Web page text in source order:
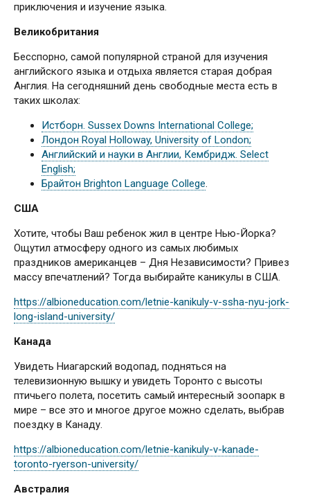
приключения и изучение языка.
Великобритания
Бесспорно, самой популярной страной для изучения
английского языка и отдыха является старая добрая
Англия. На сегодняшний день свободные места есть в
таких школах:
Истборн. Sussex Downs International College;
Лондон Royal Holloway, University of London;
Английский и науки в Англии, Кембридж. Select
English;
Брайтон Brighton Language College.
США
Хотите, чтобы Ваш ребенок жил в центре Нью-Йорка?
Ощутил атмосферу одного из самых любимых
праздников американцев – Дня Независимости? Привез
массу впечатлений? Тогда выбирайте каникулы в США.
https://albioneducation.com/letnie-kanikuly-v-ssha-nyu-jork-
long-island-university/
Канада
Увидеть Ниагарский водопад, подняться на
телевизионную вышку и увидеть Торонто с высоты
птичьего полета, посетить самый интересный зоопарк в
мире – все это и многое другое можно сделать, выбрав
поездку в Канаду.
https://albioneducation.com/letnie-kanikuly-v-kanade-
toronto-ryerson-university/
Австралия